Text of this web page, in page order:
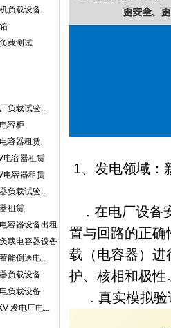
负载设备
载测试
负载试验...
容柜
容器租赁
电容器租赁
电容器租赁
负载试验...
租赁
容器设备出租
载电容器设备
能倒送电...
负载设备
负载设备
发电厂电...
1、发电领域：
. 在电厂设备
置与回路的正
载（电容器）
护、核相和极性
. 真实模拟验